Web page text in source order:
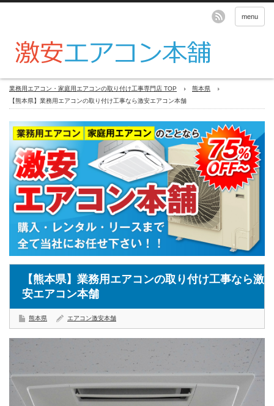
menu
業務用エアコン・家庭用エアコンの取り付け工事専門店 TOP
熊本県
【熊本県】業務用エアコンの取り付け工事なら激安エアコン本舗
【熊本県】業務用エアコンの取り付け工事なら激
安エアコン本舗
熊本県 エアコン激安本舗